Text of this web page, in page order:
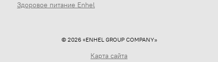
Здоровое питание Enhel
© 2026 «ENHEL GROUP COMPANY»
Карта сайта